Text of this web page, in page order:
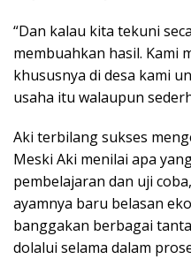
“Dan kalau kita tekuni
membuahkan hasil. Kami
khususnya di desa kami
usaha itu walaupun
Aki terbilang sukses
Meski Aki menilai apa
pembelajaran dan uji
ayamnya baru belasan
banggakan berbagai
dolalui selama dalam